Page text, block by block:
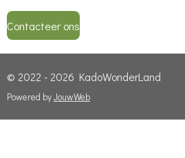
Contacteer ons
© 2022 - 2026 KadoWonderLand
Powered byJouwWeb